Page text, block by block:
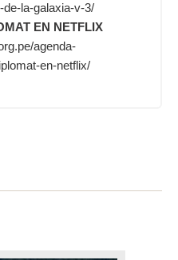
la-galaxia-v-3/
EN NETFLIX
agenda-
en-netflix/